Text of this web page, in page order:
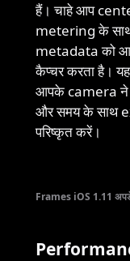
हैं। चाहे आप
metering के
metadata को
कैप्चर करता है।
आपके camera ने
और समय के साथ
परिष्कृत करें।
Frames iOS 1.11